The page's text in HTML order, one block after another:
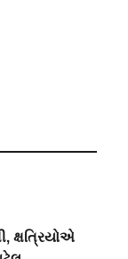
ક્ષત્રિયોએ